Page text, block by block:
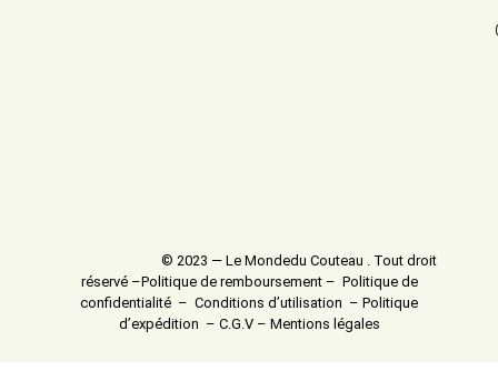
© 2023 — Le Mondedu Couteau . Tout droit
réservé –Politique de remboursement – Politique de
confidentialité – Conditions d’utilisation – Politique
d’expédition – C.G.V– Mentions légales